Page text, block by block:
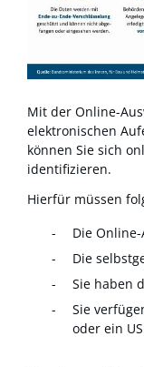
Mit der Online-
elektronischen
können Sie sich
identifizieren.
Hierfür müssen
Die
Die
Sie haben
Sie
oder ein